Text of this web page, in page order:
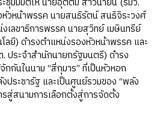
วหน้าพรรค นายสนธิรัตน์ สนธิจิระวงศ์
เลขาธิการพรรค นายสุวิทย์ เมษินทรีย์
ลยี) ดำรงตำแหน่งรองหัวหน้าพรรค และ
ประจำสำนักนายกรัฐมนตรี) ดำรง
กันในนาม “สี่กุมาร” ที่เป็นหัวหอก
ระชารัฐ และเป็นศูนย์รวมของ “พลัง
สู่สนามการเลือกตั้งสู่การจัดตั้ง